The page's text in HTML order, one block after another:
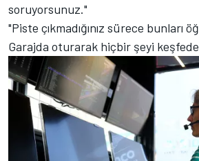
soruyorsunuz."
"Piste çıkmadığınız sürece bunları
Garajda oturarak hiçbir şeyi